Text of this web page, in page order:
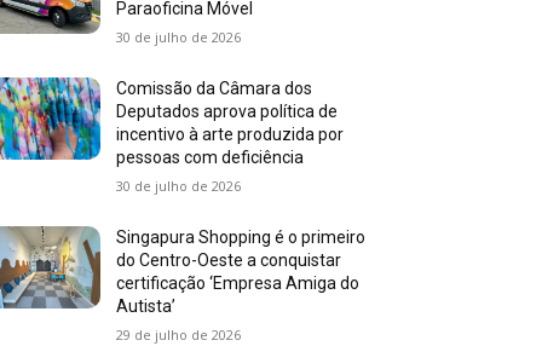
Paraoficina Móvel
30 de julho de 2026
Comissão da Câmara dos
Deputados aprova política de
incentivo à arte produzida por
pessoas com deficiência
30 de julho de 2026
Singapura Shopping é o primeiro
do Centro-Oeste a conquistar
certificação ‘Empresa Amiga do
Autista’
29 de julho de 2026